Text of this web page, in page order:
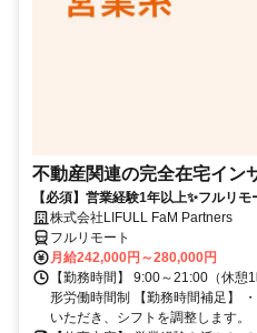
不動産関連の完全在宅イン
【必須】営業経験1年以上✨フルリ
有 株式会社LIFULL FaM Partners
フルリモート
月給242,000円～280,000円
【勤務時間】 9:00～21:00（休
形労働時間制 【勤務時間補足】
いただき、シフトを調整します。